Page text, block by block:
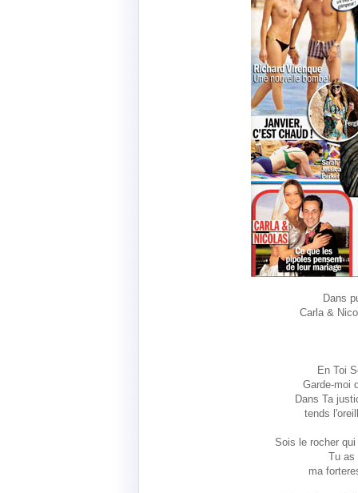
Dans
Carla &
En Toi
Garde-moi
Dans Ta
tends
Sois le rocher
Tu as
ma